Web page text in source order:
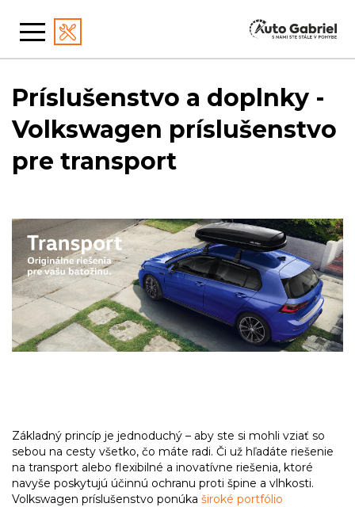
Príslušenstvo a doplnky -
Volkswagen príslušenstvo
pre transport
Základný princíp je jednoduchý – aby ste si mohli vziať so
sebou na cesty všetko, čo máte radi. Či už hľadáte riešenie
na transport alebo flexibilné a inovatívne riešenia, ktoré
navyše poskytujú účinnú ochranu proti špine a vlhkosti.
Volkswagen príslušenstvo ponúka široké portfólio